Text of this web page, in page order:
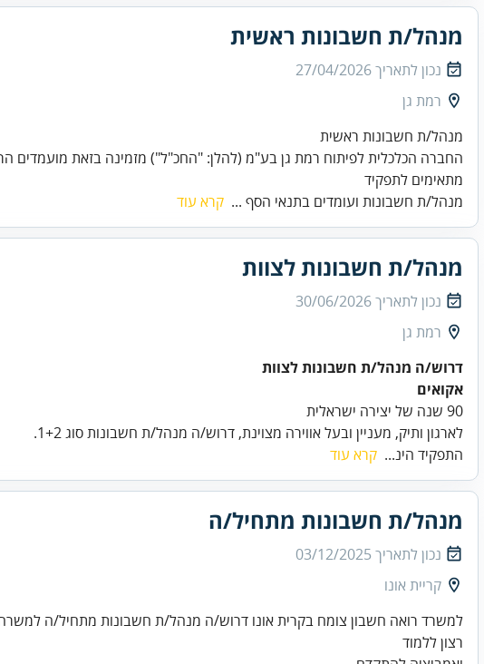
מנהל/ת חשבונות ראשית
נכון לתאריך27/04/2026
רמת גן
החברה הכלכלית לפיתוח רמת גן בע"מ (להלן: "החכ"ל") מזמינה בזאת מועמדים
מתאימים לתפקיד
מנהל/ת חשבונות ועומדים בתנאי הסף ... קרא עוד
מנהל/ת חשבונות לצוות
נכון לתאריך30/06/2026
רמת גן
דרוש/ה מנהל/ת חשבונות לצוות
אקואים
90 שנה של יצירה ישראלית
לארגון ותיק, מעניין ובעל אווירה מצוינת, דרוש/ה מנהל/ת חשבונות סוג 1+2.
התפקיד הינ... קרא עוד
מנהל/ת חשבונות מתחיל/ה
נכון לתאריך03/12/2025
קריית אונו
למשרד רואה חשבון צומח בקרית אונו דרוש/ה מנהל/ת חשבונות מתחיל/ה